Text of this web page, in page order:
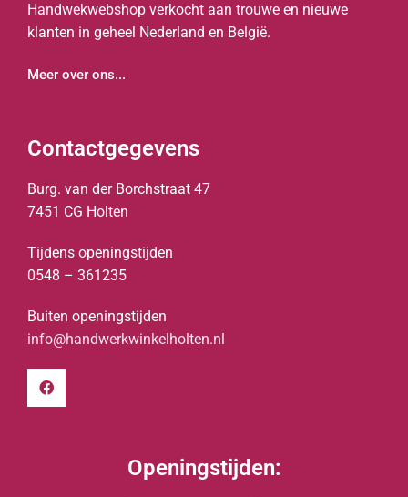
Handwekwebshop verkocht aan trouwe en nieuwe
klanten in geheel Nederland en België.
Meer over ons...
Contactgegevens
Burg. van der Borchstraat 47
7451 CG Holten
Tijdens openingstijden
0548 – 361235
Buiten openingstijden
info@handwerkwinkelholten.nl
Openingstijden: